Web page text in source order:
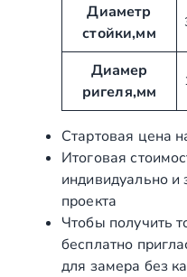
Диаметр
стойки,мм
Диамер
ригеля,мм
Стартовая цена
Итоговая
индивидуально и
проекта
Чтобы получить
бесплатно
для замера без